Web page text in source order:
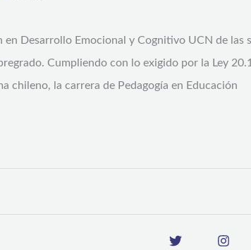
Desarrollo Emocional y Cognitivo UCN de las
Cumpliendo con lo exigido por la Ley
chileno, la carrera de Pedagogía en Educación